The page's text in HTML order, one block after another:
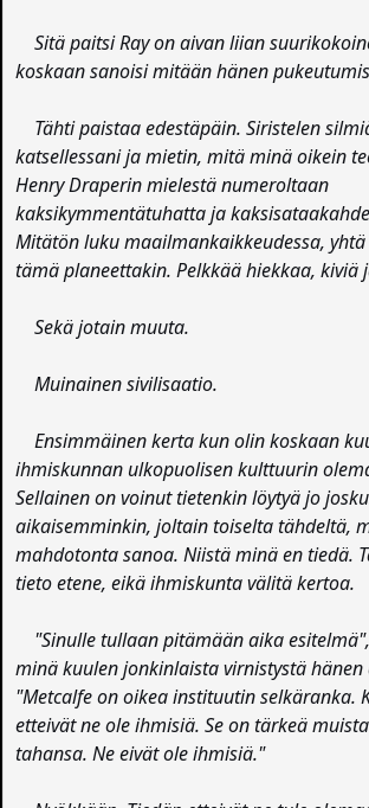
Sitä paitsi Ray on aivan liian
koskaan sanoisi mitään hänen
Tähti paistaa edestäpäin. Siristelen
katsellessani ja mietin, mitä minä oikein
Henry Draperin mielestä numeroltaan
kaksikymmentätuhatta ja
Mitätön luku maailmankaikkeudessa,
tämä planeettakin. Pelkkää hiekkaa, kiviä
Sekä jotain muuta.
Muinainen sivilisaatio.
Ensimmäinen kerta kun olin koskaan
ihmiskunnan ulkopuolisen kulttuurin
Sellainen on voinut tietenkin löytyä jo
aikaisemminkin, joltain toiselta tähdeltä,
mahdotonta sanoa. Niistä minä en tiedä.
tieto etene, eikä ihmiskunta välitä kertoa.
"Sinulle tullaan pitämään aika
minä kuulen jonkinlaista virnistystä hänen
"Metcalfe on oikea instituutin selkäranka.
etteivät ne ole ihmisiä. Se on tärkeä
tahansa. Ne eivät ole ihmisiä."